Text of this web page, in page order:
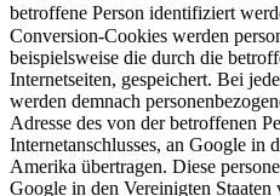
betroffene Person identifiziert
Conversion-Cookies werden
beispielsweise die durch die
Internetseiten, gespeichert. Bei
werden demnach
Adresse des von der betroffenen
Internetanschlusses, an Google in
Amerika übertragen. Diese
Google in den Vereinigten